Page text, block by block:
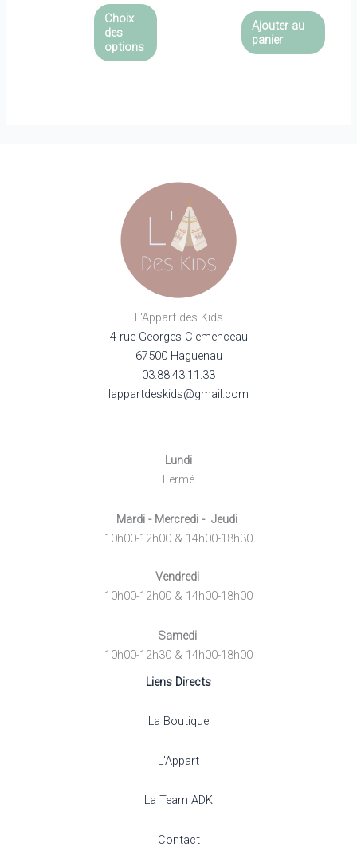
Choix
des
options
a
choisies
page
du
produit
était :
339,00€.
actuel
203,40€.
Ajouter au
panier
L'Appart des Kids
4 rue Georges Clemenceau
67500 Haguenau
03.88.43.11.33
lappartdeskids@gmail.com
Lundi
Fermé
Mardi - Mercredi - Jeudi
10h00-12h00 & 14h00-18h30
Vendredi
10h00-12h00 & 14h00-18h00
Samedi
10h00-12h30 & 14h00-18h00
Liens Directs
La Boutique
L'Appart
La Team ADK
Contact